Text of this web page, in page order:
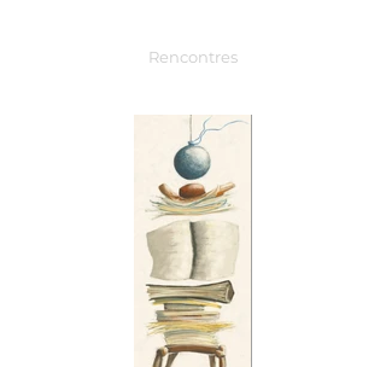
Rencontres